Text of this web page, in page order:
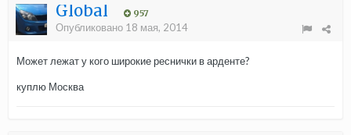
Global 957
Опубликовано 18 мая, 2014
Может лежат у кого широкие реснички в арденте?
куплю Москва